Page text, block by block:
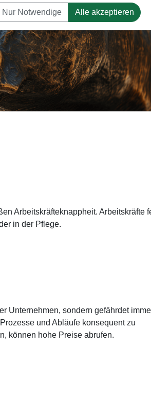
Arbeitskräfteknappheit. Arbeitskräfte
in der Pflege.
Unternehmen, sondern gefährdet
und Abläufe konsequent zu
können hohe Preise abrufen.
Nur Notwendige Alle akzeptieren